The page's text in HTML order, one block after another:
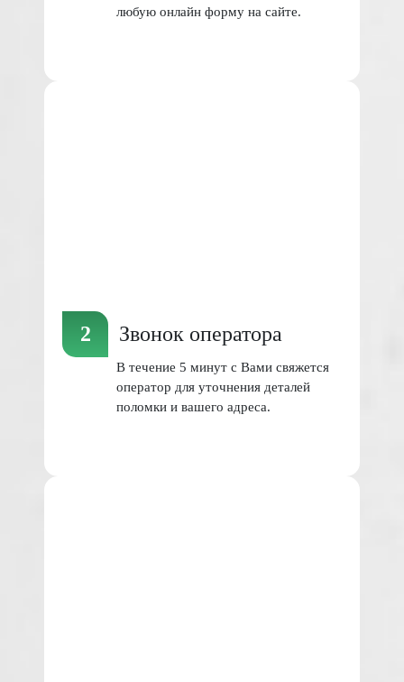
любую онлайн форму на сайте.
Звонок оператора
В течение 5 минут с Вами свяжется
оператор для уточнения деталей
поломки и вашего адреса.